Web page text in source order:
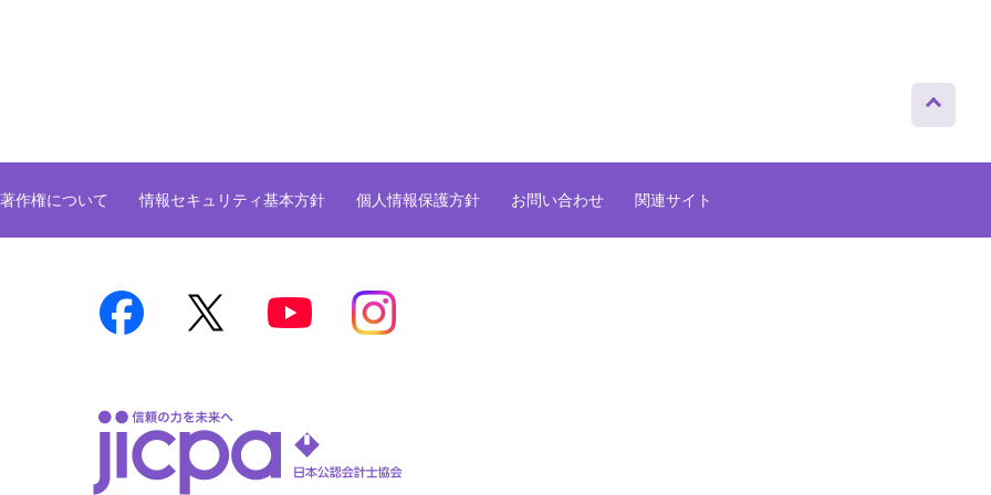
ップへ
作権について 情報セキュリティ基本方針 個人情報保護方針 お問い合わせ 関連サイト